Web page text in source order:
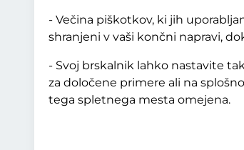
- Večina piškotkov, ki jih
shranjeni v vaši končni napravi,
- Svoj brskalnik lahko nastavite
za določene primere ali na
tega spletnega mesta omejena.